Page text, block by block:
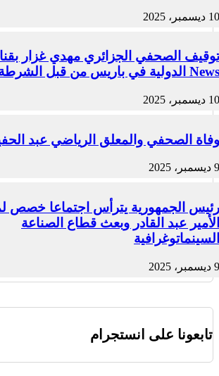
10 ديسمبر، 2025
News الدولية في باريس من قبل الشرطة الفرنسية
10 ديسمبر، 2025
وفاة الصحفي والمعلق الرياضي عبد
9 ديسمبر، 2025
رئيس الجمهورية يترأس اجتماعا خصص
الأمير عبد القادر وبعث قطاع الصناعة
السينماتوغرافية
9 ديسمبر، 2025
تابعونا على انستجرام